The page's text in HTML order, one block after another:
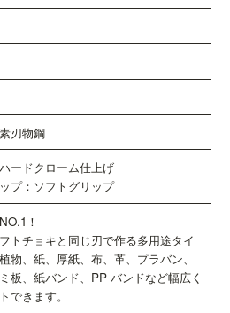
刃物鋼
ードクローム仕上げ
プ：ソフトグリップ
！
トチョキと同じ刃で作る多用途タイ
物、紙、厚紙、布、革、プラバン、
板、紙バンド、PP バンドなど幅広く
できます。